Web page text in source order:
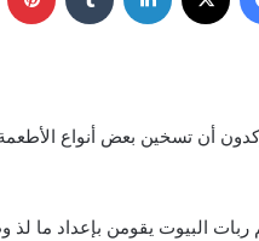
أن تسخين بعض أنواع
البيوت يقومن بإعداد ما لذ